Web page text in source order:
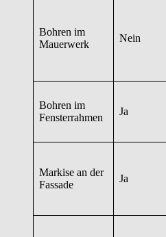
Bohren im
Mauerwerk
Nein
Bohren im
Fensterrahmen
Ja
Markise an der
Fassade
Ja